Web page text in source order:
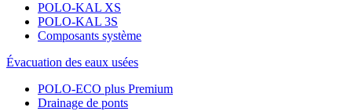
POLO-KAL XS
POLO-KAL 3S
Composants système
Évacuation des eaux usées
POLO-ECO plus Premium
Drainage de ponts